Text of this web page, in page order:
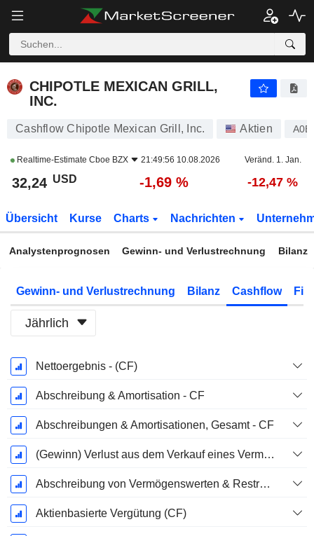
CHIPOTLE MEXICAN GRILL,
INC.
Cashflow Chipotle Mexican Grill, Inc. Aktien
Realtime-Estimate Cboe BZX 21:49:56 10.08.2026 Veränd. 1. Jan.
32,24 USD -1,69 % -12,47 %
Übersicht Kurse Charts Nachrichten
Analystenprognosen Gewinn- und Verlustrechnung Bilanz
Gewinn- und Verlustrechnung Bilanz Cashflow
Jährlich
Ende d.
Geschäftsjahres:
Dezember
Nettoergebnis - (CF)
Abschreibung & Amortisation - CF
Abschreibungen & Amortisationen, Gesamt - CF
(Gewinn) Verlust aus dem Verkauf eines Vermögenswerts
Abschreibung von Vermögenswerten & Restrukturierungskosten
Aktienbasierte Vergütung (CF)